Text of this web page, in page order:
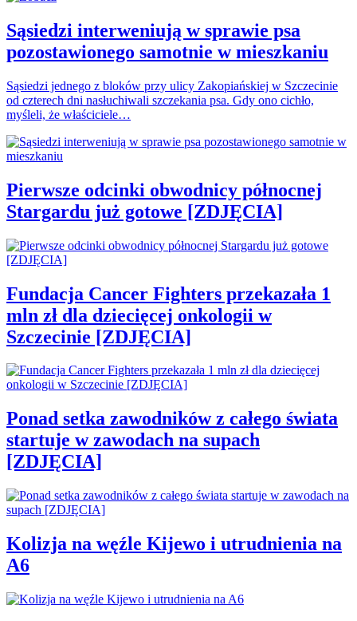
Sąsiedzi interweniują w sprawie psa
pozostawionego samotnie w mieszkaniu
Sąsiedzi jednego z bloków przy ulicy Zakopiańskiej w Szczecinie
od czterech dni nasłuchiwali szczekania psa. Gdy ono cichło,
myśleli, że właściciele…
Pierwsze odcinki obwodnicy północnej
Stargardu już gotowe [ZDJĘCIA]
Fundacja Cancer Fighters przekazała 1
mln zł dla dziecięcej onkologii w
Szczecinie [ZDJĘCIA]
Ponad setka zawodników z całego świata
startuje w zawodach na supach
[ZDJĘCIA]
Kolizja na węźle Kijewo i utrudnienia na
A6